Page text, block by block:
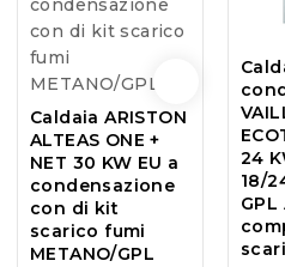
Caldaia ARISTON
ALTEAS ONE +
NET 30 KW EU a
condensazione
con di kit
scarico fumi
METANO/GPL
24
18/
GPL